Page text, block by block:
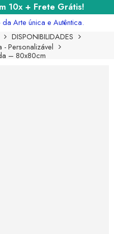
10x + Frete Grátis!
Arte única e Autêntica.
DISPONIBILIDADES
- Personalizável
– 80x80cm